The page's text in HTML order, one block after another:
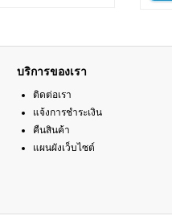
บริการของเรา
ติดต่อเรา
แจ้งการชำระเงิน
คืนสินค้า
แผนผังเว็บไซต์